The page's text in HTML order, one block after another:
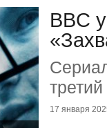
BBC
17 января